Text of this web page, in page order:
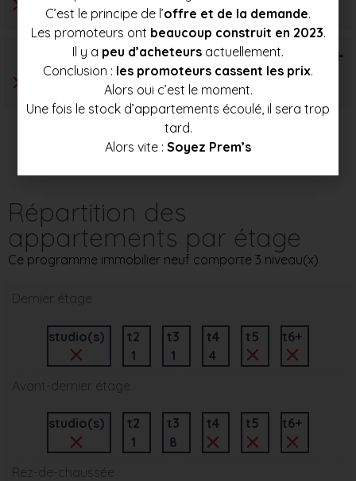
T6+
Répartition des
appartements par étage
Ce programme immobilier neuf comporte 3 niveau(x)
Dernier étage
studio(s)
t2
1
t3
1
t4
4
t5 t6+
Avant-dernier étage
studio(s)
t2
1
t3
8
t4 t5 t6+
Rez-de-chaussée
C’est le principe de l’offre et de la demande.
Les promoteurs ont beaucoup construit en 2023.
Il y a peu d’acheteurs actuellement.
Conclusion : les promoteurs cassent les prix.
Alors oui c’est le moment.
Une fois le stock d’appartements écoulé, il sera trop
tard.
Alors vite : Soyez Prem’s